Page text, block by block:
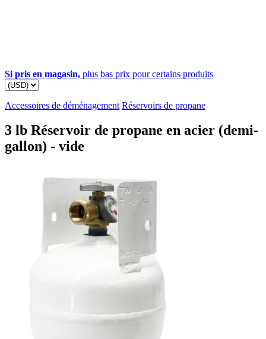
Si pris en magasin, plus bas prix pour certains produits
Accessoires de déménagement Réservoirs de propane
3 lb Réservoir de propane en acier (demi-
gallon) - vide